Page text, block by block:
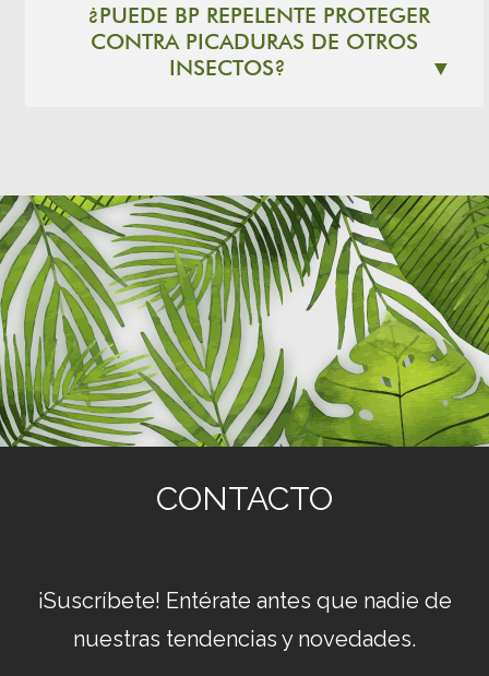
¿PUEDE BP REPELENTE PROTEGER
CONTRA PICADURAS DE OTROS
INSECTOS?
▼
CONTACTO
¡Suscríbete! Entérate antes que nadie de
nuestras tendencias y novedades.